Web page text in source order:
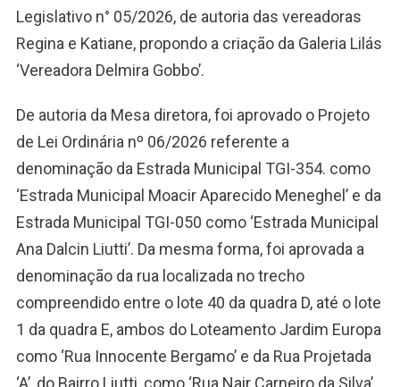
Legislativo n° 05/2026, de autoria das vereadoras
Regina e Katiane, propondo a criação da Galeria Lilás
‘Vereadora Delmira Gobbo’.
De autoria da Mesa diretora, foi aprovado o Projeto
de Lei Ordinária nº 06/2026 referente a
denominação da Estrada Municipal TGI-354. como
‘Estrada Municipal Moacir Aparecido Meneghel’ e da
Estrada Municipal TGI-050 como ‘Estrada Municipal
Ana Dalcin Liutti’. Da mesma forma, foi aprovada a
denominação da rua localizada no trecho
compreendido entre o lote 40 da quadra D, até o lote
1 da quadra E, ambos do Loteamento Jardim Europa
como ‘Rua Innocente Bergamo’ e da Rua Projetada
‘A’, do Bairro Liutti, como ‘Rua Nair Carneiro da Silva’.